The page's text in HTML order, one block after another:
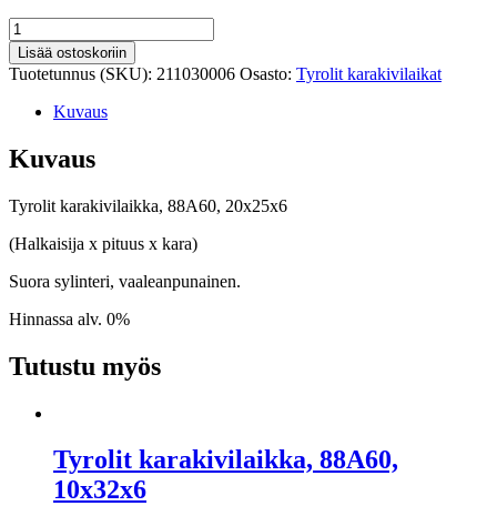
Tyrolit
karakivilaikka,
88A60,
20x25x6
määrä
Lisää ostoskoriin
Tuotetunnus (SKU): 211030006 Osasto: Tyrolit karakivilaikat
Kuvaus
Kuvaus
Tyrolit karakivilaikka, 88A60, 20x25x6
(Halkaisija x pituus x kara)
Suora sylinteri, vaaleanpunainen.
Hinnassa alv. 0%
Tutustu myös
Tyrolit karakivilaikka, 88A60,
10x32x6